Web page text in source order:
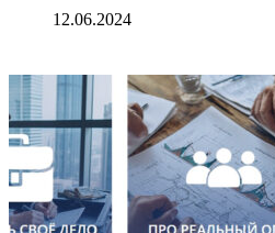
12.06.2024